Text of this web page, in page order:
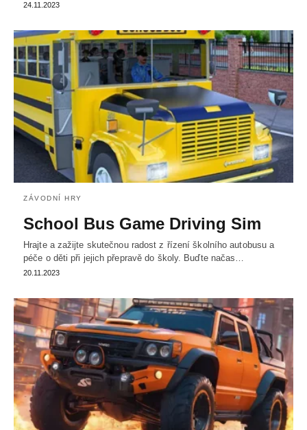
24.11.2023
ZÁVODNÍ HRY
School Bus Game Driving Sim
Hrajte a zažijte skutečnou radost z řízení školního autobusu a
péče o děti při jejich přepravě do školy. Buďte načas…
20.11.2023